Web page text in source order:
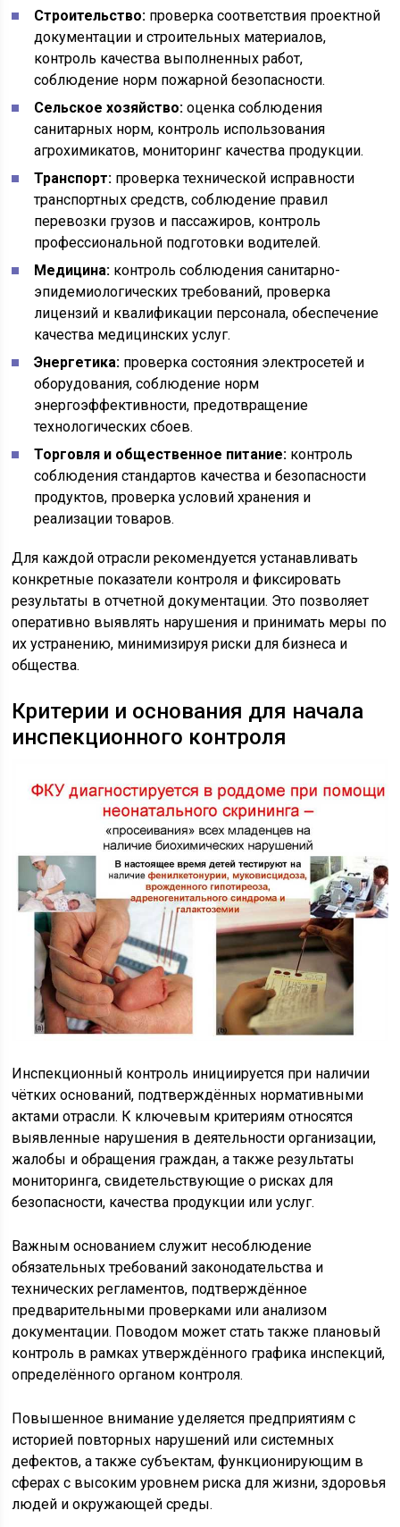
Строительство: проверка соответствия проектной
документации и строительных материалов,
контроль качества выполненных работ,
соблюдение норм пожарной безопасности.
Сельское хозяйство: оценка соблюдения
санитарных норм, контроль использования
агрохимикатов, мониторинг качества продукции.
Транспорт: проверка технической исправности
транспортных средств, соблюдение правил
перевозки грузов и пассажиров, контроль
профессиональной подготовки водителей.
Медицина: контроль соблюдения санитарно-
эпидемиологических требований, проверка
лицензий и квалификации персонала, обеспечение
качества медицинских услуг.
Энергетика: проверка состояния электросетей и
оборудования, соблюдение норм
энергоэффективности, предотвращение
технологических сбоев.
Торговля и общественное питание: контроль
соблюдения стандартов качества и безопасности
продуктов, проверка условий хранения и
реализации товаров.
Для каждой отрасли рекомендуется устанавливать
конкретные показатели контроля и фиксировать
результаты в отчетной документации. Это позволяет
оперативно выявлять нарушения и принимать меры по
их устранению, минимизируя риски для бизнеса и
общества.
Критерии и основания для начала
инспекционного контроля
Инспекционный контроль инициируется при наличии
чётких оснований, подтверждённых нормативными
актами отрасли. К ключевым критериям относятся
выявленные нарушения в деятельности организации,
жалобы и обращения граждан, а также результаты
мониторинга, свидетельствующие о рисках для
безопасности, качества продукции или услуг.
Важным основанием служит несоблюдение
обязательных требований законодательства и
технических регламентов, подтверждённое
предварительными проверками или анализом
документации. Поводом может стать также плановый
контроль в рамках утверждённого графика инспекций,
определённого органом контроля.
Повышенное внимание уделяется предприятиям с
историей повторных нарушений или системных
дефектов, а также субъектам, функционирующим в
сферах с высоким уровнем риска для жизни, здоровья
людей и окружающей среды.